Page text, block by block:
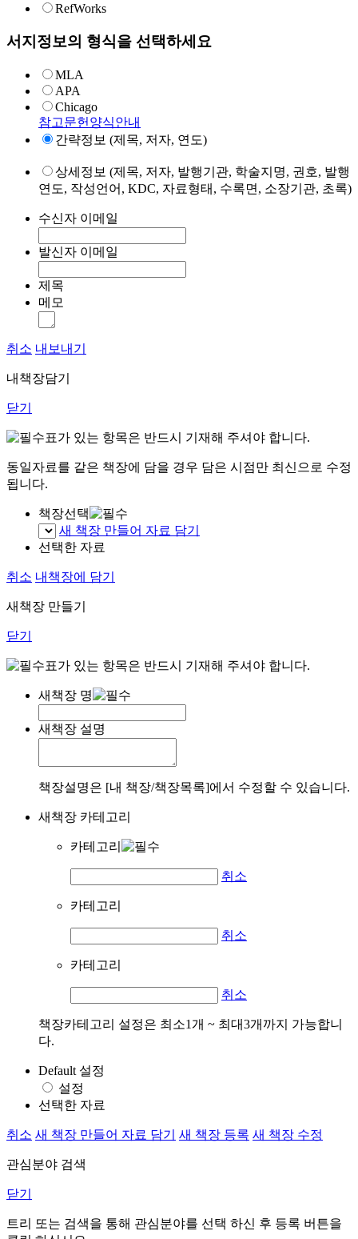
RefWorks
서지정보의 형식을 선택하세요
MLA
APA
Chicago
참고문헌양식안내
간략정보 (제목, 저자, 연도)
상세정보 (제목, 저자, 발행기관, 학술지명, 권호, 발행
연도, 작성언어, KDC, 자료형태, 수록면, 소장기관, 초록)
수신자 이메일
발신자 이메일
제목
메모
취소 내보내기
내책장담기
닫기
표가 있는 항목은 반드시 기재해 주셔야 합니다.
동일자료를 같은 책장에 담을 경우 담은 시점만 최신으로 수정
됩니다.
책장선택
새 책장 만들어 자료 담기
선택한 자료
취소 내책장에 담기
새책장 만들기
닫기
표가 있는 항목은 반드시 기재해 주셔야 합니다.
새책장 명
새책장 설명
책장설명은 [내 책장/책장목록]에서 수정할 수 있습니다.
새책장 카테고리
카테고리
취소
카테고리
취소
카테고리
취소
책장카테고리 설정은 최소1개 ~ 최대3개까지 가능합니
다.
Default 설정
설정
선택한 자료
취소 새 책장 만들어 자료 담기 새 책장 등록 새 책장 수정
관심분야 검색
닫기
트리 또는 검색을 통해 관심분야를 선택 하신 후 등록 버튼을